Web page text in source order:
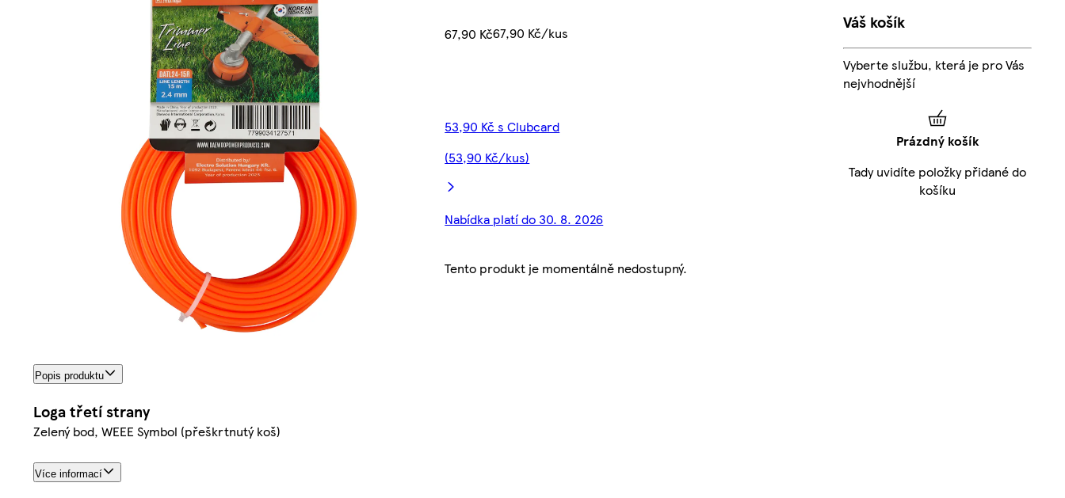
67,90 Kč67,90 Kč/kus
53,90 Kč s Clubcard
(53,90 Kč/kus)
Nabídka platí do 30. 8. 2026
Tento produkt je momentálně nedostupný.
Popis produktu
Loga třetí strany
Zelený bod, WEEE Symbol (přeškrtnutý koš)
Více informací
Váš košík
Vyberte službu, která je pro Vás
nejvhodnější
Prázdný košík
Tady uvidíte položky přidané do
košíku